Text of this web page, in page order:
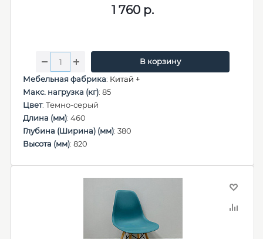
1 760 р.
В корзину
Мебельная фабрика: Китай +
Макс. нагрузка (кг): 85
Цвет: Темно-серый
Длина (мм): 460
Глубина (Ширина) (мм): 380
Высота (мм): 820